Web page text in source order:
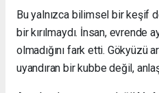
Bu yalnızca bilimsel bir keşif
bir kırılmaydı. İnsan, evrende
olmadığını fark etti. Gökyüzü
uyandıran bir kubbe değil,